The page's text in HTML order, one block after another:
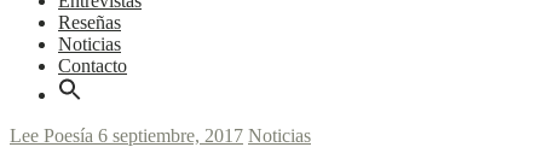
Reseñas
Noticias
Contacto
Lee Poesía 6 septiembre, 2017 Noticias